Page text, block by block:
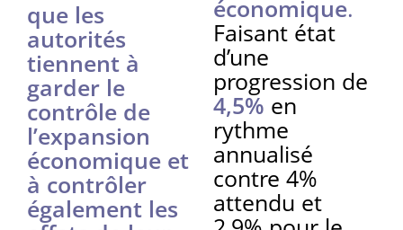
que les
autorités
tiennent à
garder le
contrôle de
l’expansion
économique et
à contrôler
également les
économique.
Faisant état
d’une
progression de
4,5% en
rythme
annualisé
contre 4%
attendu et